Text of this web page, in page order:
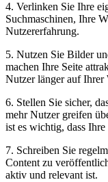
4. Verlinken Sie Ihre
Suchmaschinen, Ihre
Nutzererfahrung.
5. Nutzen Sie⁤ Bilder
machen Ihre ⁣Seite​
Nutzer länger auf Ihrer
6. Stellen ​Sie sicher,
mehr ⁢Nutzer greifen
ist es wichtig, dass
7. Schreiben Sie⁣
Content zu
aktiv und relevant ist.